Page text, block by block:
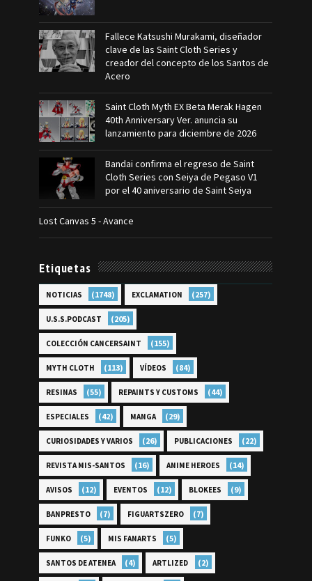
Fallece Katsushi Murakami, diseñador
clave de las Saint Cloth Series y
creador del concepto de los Santos de
Acero
Saint Cloth Myth EX Beta Merak Hagen
40th Anniversary Ver. anuncia su
lanzamiento para diciembre de 2026
Bandai confirma el regreso de Saint
Cloth Series con Seiya de Pegaso V1
por el 40 aniversario de Saint Seiya
Lost Canvas 5 - Avance
Etiquetas
NOTICIAS (1748) EXCLAMATION (257)
U.S.S.PODCAST (205)
COLECCIÓN CANCERSAINT (155)
MYTH CLOTH (113) VÍDEOS (84)
RESINAS (55) REPAINTS Y CUSTOMS (44)
ESPECIALES (42) MANGA (29)
CURIOSIDADES Y VARIOS (26) PUBLICACIONES (22)
REVISTA MIS-SANTOS (16) ANIME HEROES (14)
AVISOS (12) EVENTOS (12) BLOKEES (9)
BANPRESTO (7) FIGUARTSZERO (7)
FUNKO (5) MIS FANARTS (5)
SANTOS DE ATENEA (4) ARTLIZED (2)